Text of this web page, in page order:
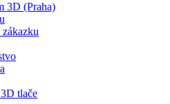
3D (Praha)
tlače